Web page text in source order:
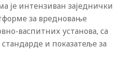
је интензиван заједнички
за вредновање
васпитних установа, са
и показатеље за